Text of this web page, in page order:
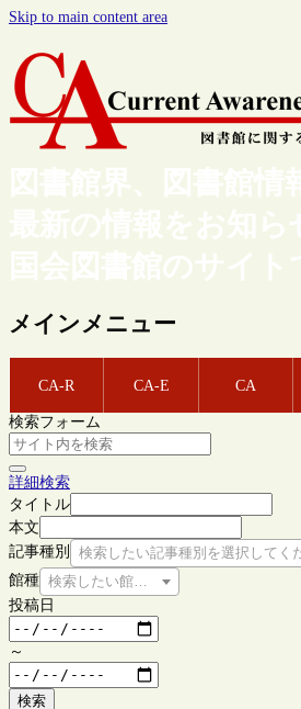
Skip to main content area
図書館界、図書館情
最新の情報をお知ら
国会図書館のサイト
メインメニュー
CA-R CA-E CA
検索フォーム
詳細検索
タイトル
本文
記事種別
検索したい記事種別を選択してく
館種 検索したい館種を選択してください
投稿日
～
検索